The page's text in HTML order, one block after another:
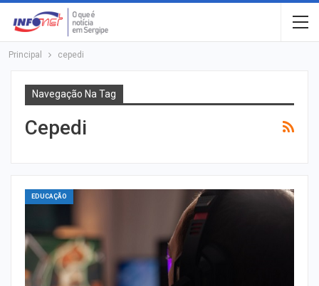
Principal cepedi
Navegação Na Tag
Cepedi
EDUCAÇÃO